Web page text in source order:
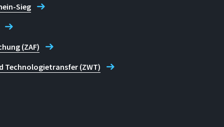
Sieg
(ZAF)
Technologietransfer (ZWT)